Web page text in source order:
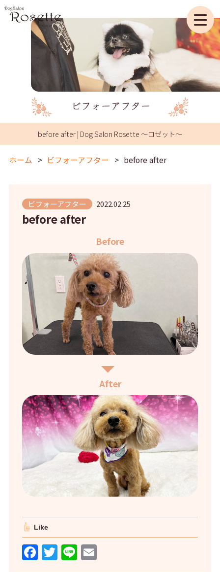
before after | Dog Salon Rosette ～ロゼット～
ホーム ビフォーアフター before after
ビフォーアフター 2022.02.25
before after
Before
After
Like
F T Li E